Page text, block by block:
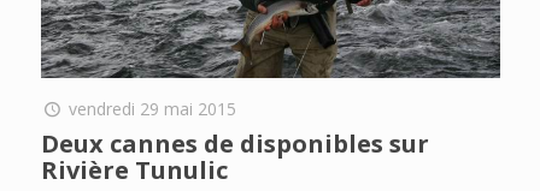
vendredi 29 mai 2015
Deux cannes de disponibles sur
Rivière Tunulic